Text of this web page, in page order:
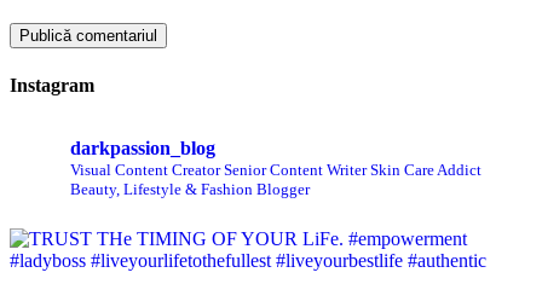
Instagram
darkpassion_blog
Visual Content CreatorSenior Content WriterSkin Care Addict
Beauty, Lifestyle & Fashion Blogger